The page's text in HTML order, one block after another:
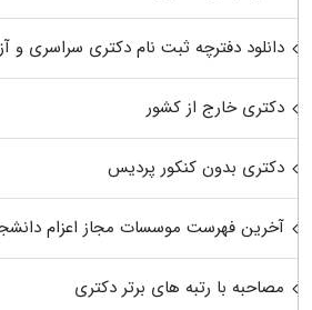
دانلود دفترچه ثبت نام دکتری سراسری و
دکتری خارج از کشور
دکتری بدون کنکور پردیس
آخرین فهرست موسسات مجاز اعزام
مصاحبه با رتبه های برتر دکتری